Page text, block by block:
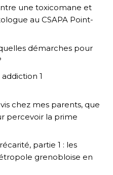
une toxicomane et
au CSAPA Point-
démarches pour
1
chez mes parents, que
percevoir la prime
partie 1 : les
grenobloise en